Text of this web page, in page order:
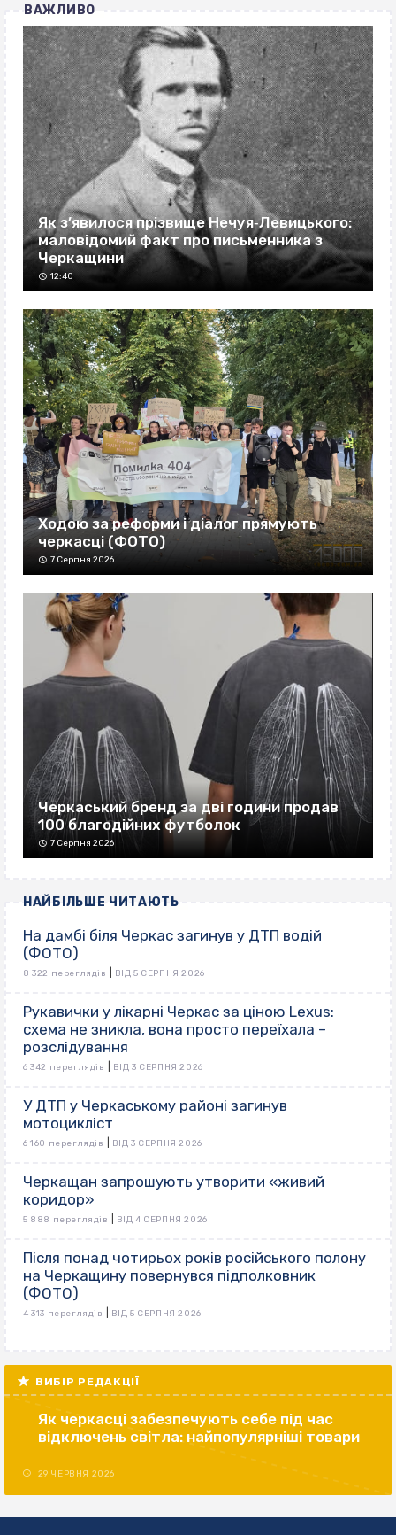
ВАЖЛИВО
Як з’явилося прізвище Нечуя‐Левицького:
маловідомий факт про письменника з
Черкащини
12:40
Ходою за реформи і діалог прямують
черкасці (ФОТО)
7 Серпня 2026
Черкаський бренд за дві години продав
100 благодійних футболок
7 Серпня 2026
НАЙБІЛЬШЕ ЧИТАЮТЬ
На дамбі біля Черкас загинув у ДТП водій
(ФОТО)
8 322 переглядів ВІД 5 СЕРПНЯ 2026
Рукавички у лікарні Черкас за ціною Lexus:
схема не зникла, вона просто переїхала –
розслідування
6 342 переглядів ВІД 3 СЕРПНЯ 2026
У ДТП у Черкаському районі загинув
мотоцикліст
6 160 переглядів ВІД 3 СЕРПНЯ 2026
Черкащан запрошують утворити «живий
коридор»
5 888 переглядів ВІД 4 СЕРПНЯ 2026
Після понад чотирьох років російського полону
на Черкащину повернувся підполковник
(ФОТО)
4 313 переглядів ВІД 5 СЕРПНЯ 2026
ВИБІР РЕДАКЦІЇ
Як черкасці забезпечують себе під час
відключень світла: найпопулярніші товари
29 ЧЕРВНЯ 2026